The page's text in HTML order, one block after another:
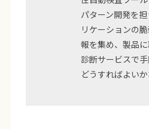
パターン開発を
リケーションの
報を集め、製品に
診断サービスで
どうすればよい